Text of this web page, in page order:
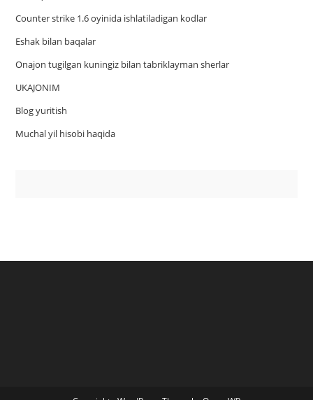
Counter strike 1.6 oyinida ishlatiladigan kodlar
Eshak bilan baqalar
Onajon tugilgan kuningiz bilan tabriklayman sherlar
UKAJONIM
Blog yuritish
Muchal yil hisobi haqida